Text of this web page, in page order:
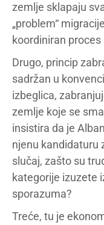
zemlje sklapaju
„problem“
koordiniran proces
Drugo, princip
sadržan u
izbeglica,
zemlje koje se
insistira da je
njenu kandidaturu
slučaj, zašto su
kategorije izuzete
sporazuma?
Treće, tu je